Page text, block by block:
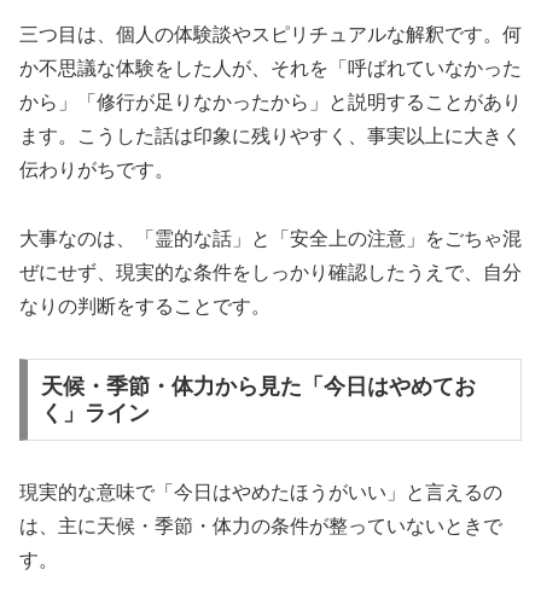
三つ目は、個人の体験談やスピリチュアルな解釈です。何
か不思議な体験をした人が、それを「呼ばれていなかった
から」「修行が足りなかったから」と説明することがあり
ます。こうした話は印象に残りやすく、事実以上に大きく
伝わりがちです。
大事なのは、「霊的な話」と「安全上の注意」をごちゃ混
ぜにせず、現実的な条件をしっかり確認したうえで、自分
なりの判断をすることです。
天候・季節・体力から見た「今日はやめてお
く」ライン
現実的な意味で「今日はやめたほうがいい」と言えるの
は、主に天候・季節・体力の条件が整っていないときで
す。